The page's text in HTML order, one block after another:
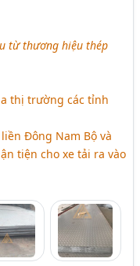
từ thương hiệu thép
thị trường các tỉnh
Đông Nam Bộ và
tiện cho xe tải ra vào